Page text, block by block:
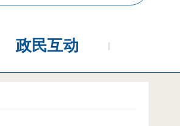
政民互动